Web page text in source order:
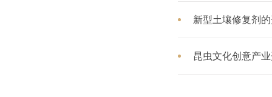
新型土壤修复剂
昆虫文化创意产